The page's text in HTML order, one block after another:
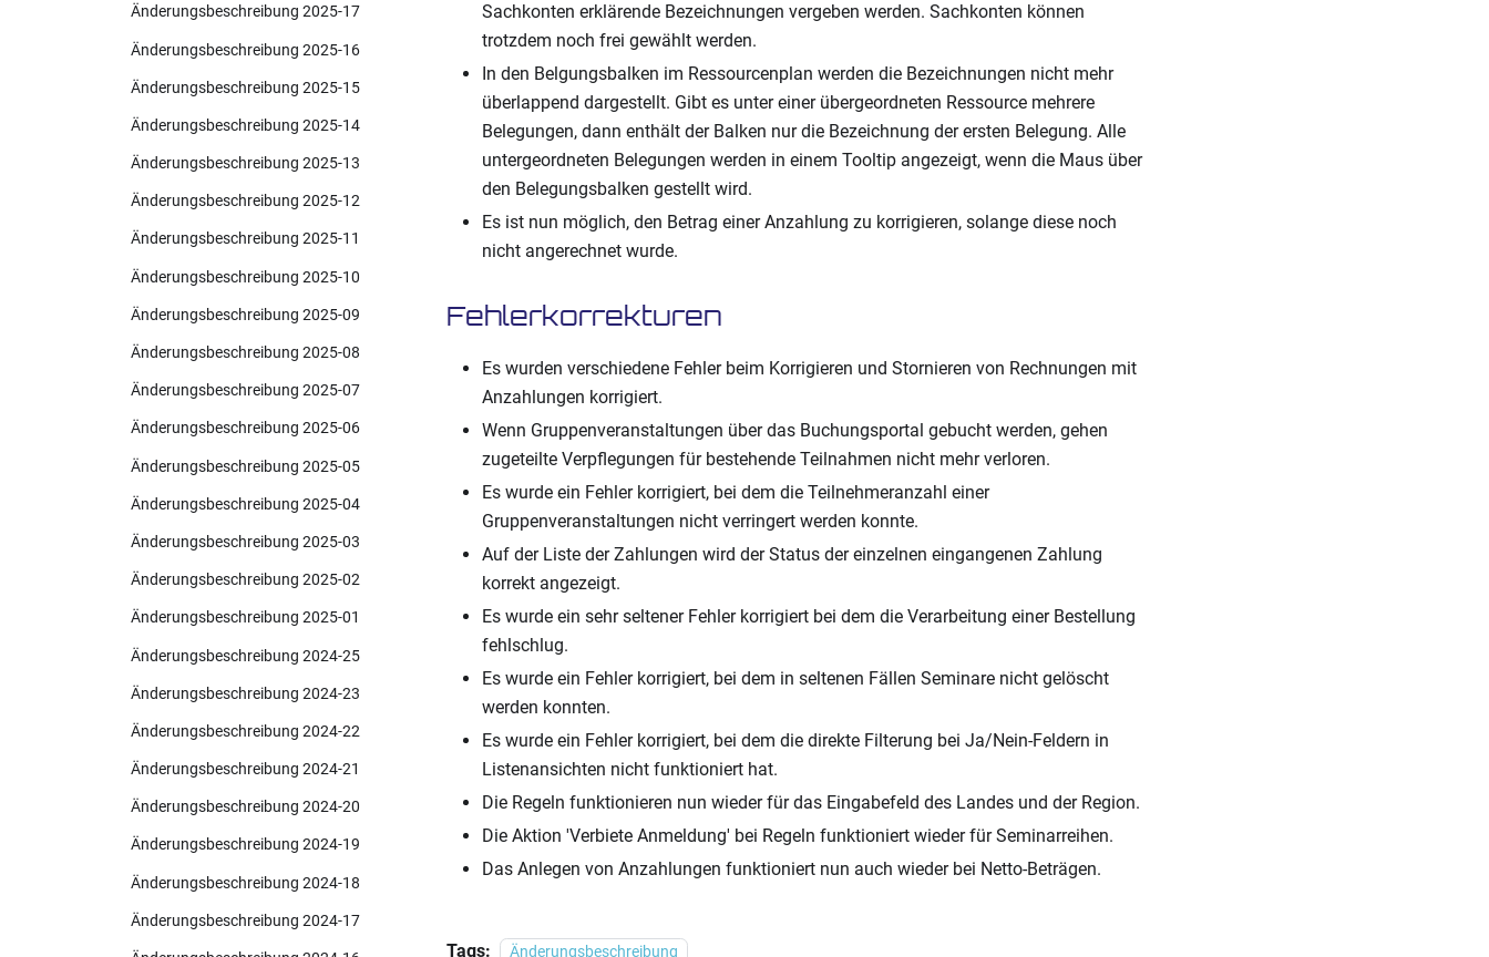
Änderungsbeschreibung 2025-17
Änderungsbeschreibung 2025-16
Änderungsbeschreibung 2025-15
Änderungsbeschreibung 2025-14
Änderungsbeschreibung 2025-13
Änderungsbeschreibung 2025-12
Änderungsbeschreibung 2025-11
Änderungsbeschreibung 2025-10
Änderungsbeschreibung 2025-09
Änderungsbeschreibung 2025-08
Änderungsbeschreibung 2025-07
Änderungsbeschreibung 2025-06
Änderungsbeschreibung 2025-05
Änderungsbeschreibung 2025-04
Änderungsbeschreibung 2025-03
Änderungsbeschreibung 2025-02
Änderungsbeschreibung 2025-01
Änderungsbeschreibung 2024-25
Änderungsbeschreibung 2024-23
Änderungsbeschreibung 2024-22
Änderungsbeschreibung 2024-21
Änderungsbeschreibung 2024-20
Änderungsbeschreibung 2024-19
Änderungsbeschreibung 2024-18
Änderungsbeschreibung 2024-17
Sachkonten erklärende Bezeichnungen vergeben werden. Sachkonten können
trotzdem noch frei gewählt werden.
In den Belgungsbalken im Ressourcenplan werden die Bezeichnungen nicht mehr
überlappend dargestellt. Gibt es unter einer übergeordneten Ressource mehrere
Belegungen, dann enthält der Balken nur die Bezeichnung der ersten Belegung. Alle
untergeordneten Belegungen werden in einem Tooltip angezeigt, wenn die Maus über
den Belegungsbalken gestellt wird.
Es ist nun möglich, den Betrag einer Anzahlung zu korrigieren, solange diese noch
nicht angerechnet wurde.
Fehlerkorrekturen
Es wurden verschiedene Fehler beim Korrigieren und Stornieren von Rechnungen mit
Anzahlungen korrigiert.
Wenn Gruppenveranstaltungen über das Buchungsportal gebucht werden, gehen
zugeteilte Verpflegungen für bestehende Teilnahmen nicht mehr verloren.
Es wurde ein Fehler korrigiert, bei dem die Teilnehmeranzahl einer
Gruppenveranstaltungen nicht verringert werden konnte.
Auf der Liste der Zahlungen wird der Status der einzelnen eingangenen Zahlung
korrekt angezeigt.
Es wurde ein sehr seltener Fehler korrigiert bei dem die Verarbeitung einer Bestellung
fehlschlug.
Es wurde ein Fehler korrigiert, bei dem in seltenen Fällen Seminare nicht gelöscht
werden konnten.
Es wurde ein Fehler korrigiert, bei dem die direkte Filterung bei Ja/Nein-Feldern in
Listenansichten nicht funktioniert hat.
Die Regeln funktionieren nun wieder für das Eingabefeld des Landes und der Region.
Die Aktion 'Verbiete Anmeldung' bei Regeln funktioniert wieder für Seminarreihen.
Das Anlegen von Anzahlungen funktioniert nun auch wieder bei Netto-Beträgen.
Tags: Änderungsbeschreibung